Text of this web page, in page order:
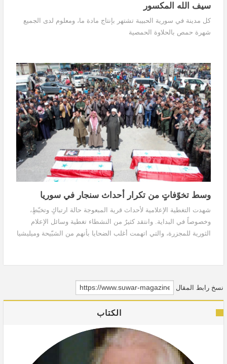
سيف الله المكسور
كل مدينة في سورية الحبيبة تشتهر بإنتاج مادة ما، ومعلوم لدى الجميع
شهرة حمص بالحلاوة الحمصية
وسط تخوّفاتٍ من تكرار أحداث سنجار في سوريا
شهدت التغطية الإعلامية لأحداث قرية المبعوجة حالة ارتباكٍ وتخبّطٍ،
وخصوصاً في البداية. وانتقد كثيرٌ من النشطاء تغطية وسائل الإعلام
الثورية للمجزرة، والتي اتهمت أغلب الضحايا بأنهم من الشبّيحة وميليشيا
نسخ رابط المقال
الكتاب